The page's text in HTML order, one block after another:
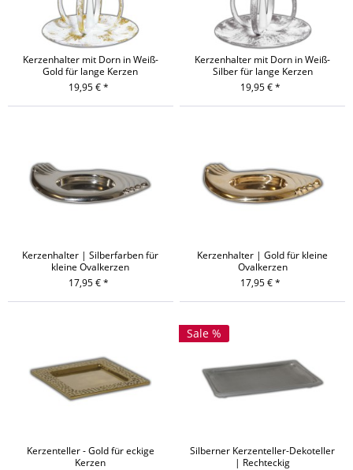
Kerzenhalter mit Dorn in Weiß-
Gold für lange Kerzen
19,95 € *
Kerzenhalter mit Dorn in Weiß-
Silber für lange Kerzen
19,95 € *
Kerzenhalter | Silberfarben für
kleine Ovalkerzen
17,95 € *
Kerzenhalter | Gold für kleine
Ovalkerzen
17,95 € *
Kerzenteller - Gold für eckige
Kerzen
Sale %
Silberner Kerzenteller-Dekoteller
| Rechteckig